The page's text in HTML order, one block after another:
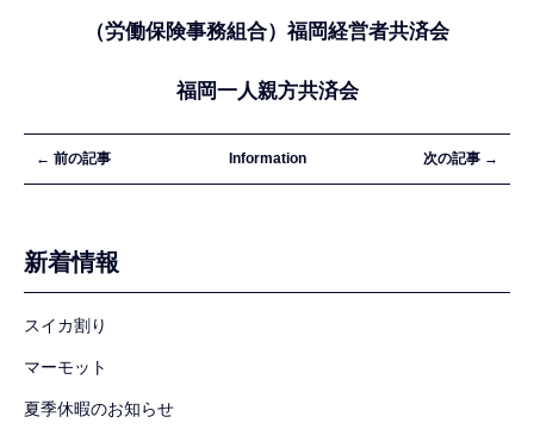
（労働保険事務組合）福岡経営者共済会
福岡一人親方共済会
← 前の記事 Information 次の記事 →
新着情報
スイカ割り
マーモット
夏季休暇のお知らせ